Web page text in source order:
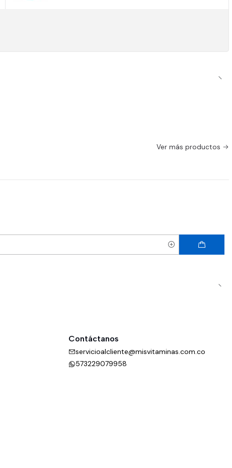
Ver más productos
Contáctanos
servicioalcliente@misvitaminas.com.co
573229079958